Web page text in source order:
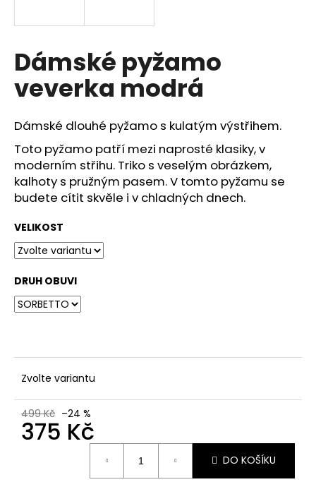
Dámské pyžamo
veverka modrá
Dámské dlouhé pyžamo s kulatým výstřihem.
Toto pyžamo patří mezi naprosté klasiky, v
moderním střihu. Triko s veselým obrázkem,
kalhoty s pružným pasem. V tomto pyžamu se
budete cítit skvěle i v chladných dnech.
VELIKOST
DRUH OBUVI
Zvolte variantu
499 Kč –24 %
375 Kč
DO KOŠÍKU
í
t
?
HLEDAT
D
o
p
r
u
č
m
e